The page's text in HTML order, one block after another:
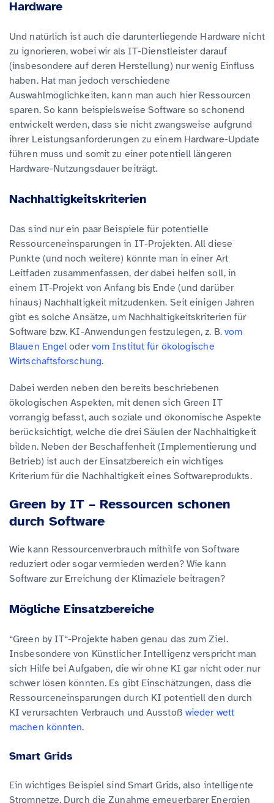
Hardware
Und natürlich ist auch die darunterliegende Hardware nicht
zu ignorieren, wobei wir als IT-Dienstleister darauf
(insbesondere auf deren Herstellung) nur wenig Einfluss
haben. Hat man jedoch verschiedene
Auswahlmöglichkeiten, kann man auch hier Ressourcen
sparen. So kann beispielsweise Software so schonend
entwickelt werden, dass sie nicht zwangsweise aufgrund
ihrer Leistungsanforderungen zu einem Hardware-Update
führen muss und somit zu einer potentiell längeren
Hardware-Nutzungsdauer beiträgt.
Nachhaltigkeitskriterien
Das sind nur ein paar Beispiele für potentielle
Ressourceneinsparungen in IT-Projekten. All diese
Punkte (und noch weitere) könnte man in einer Art
Leitfaden zusammenfassen, der dabei helfen soll, in
einem IT-Projekt von Anfang bis Ende (und darüber
hinaus) Nachhaltigkeit mitzudenken. Seit einigen Jahren
gibt es solche Ansätze, um Nachhaltigkeitskriterien für
Software bzw. KI-Anwendungen festzulegen, z. B. vom
Blauen Engel odervom Institut für ökologische
Wirtschaftsforschung.
Dabei werden neben den bereits beschriebenen
ökologischen Aspekten, mit denen sich Green IT
vorrangig befasst, auch soziale und ökonomische Aspekte
berücksichtigt, welche die drei Säulen der Nachhaltigkeit
bilden. Neben der Beschaffenheit (Implementierung und
Betrieb) ist auch der Einsatzbereich ein wichtiges
Kriterium für die Nachhaltigkeit eines Softwareprodukts.
Green by IT – Ressourcen schonen
durch Software
Wie kann Ressourcenverbrauch mithilfe von Software
reduziert oder sogar vermieden werden? Wie kann
Software zur Erreichung der Klimaziele beitragen?
Mögliche Einsatzbereiche
“Green by IT“-Projekte haben genau das zum Ziel.
Insbesondere von Künstlicher Intelligenz verspricht man
sich Hilfe bei Aufgaben, die wir ohne KI gar nicht oder nur
schwer lösen könnten. Es gibt Einschätzungen, dass die
Ressourceneinsparungen durch KI potentiell den durch
KI verursachten Verbrauch und Ausstoß wieder wett
machen könnten.
Smart Grids
Ein wichtiges Beispiel sind Smart Grids, also intelligente
Stromnetze. Durch die Zunahme erneuerbarer Energien